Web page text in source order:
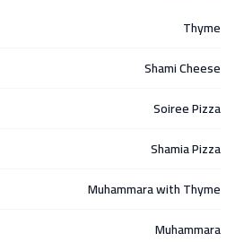
Thyme
Shami Cheese
Soiree Pizza
Shamia Pizza
Muhammara with Thyme
Muhammara